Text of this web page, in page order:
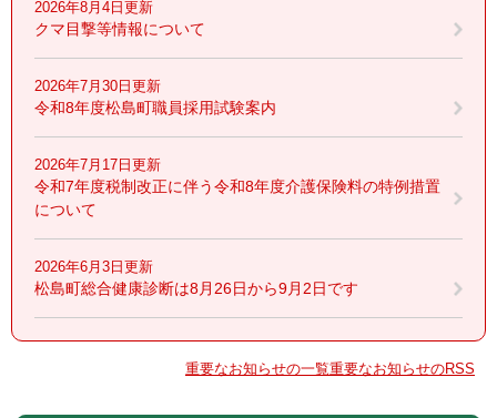
2026年8月4日更新
クマ目撃等情報について
2026年7月30日更新
令和8年度松島町職員採用試験案内
2026年7月17日更新
令和7年度税制改正に伴う令和8年度介護保険料の特例措置
について
2026年6月3日更新
松島町総合健康診断は8月26日から9月2日です
重要なお知らせの一覧重要なお知らせのRSS